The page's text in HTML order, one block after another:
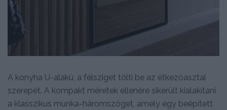
A konyha U-alakú, a félsziget tölti be az étkezőasztal
szerepét. A kompakt méretek ellenére sikerült kialakítani
a klasszikus munka-háromszöget, amely egy beépített